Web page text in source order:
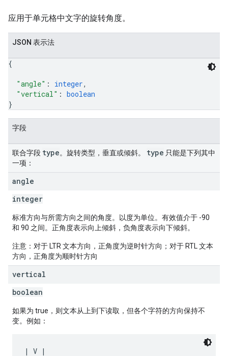
应用于单元格中文字的旋转角度。
JSON 表示法
{
"angle" : integer,
"vertical" : boolean
}
字段
联合字段 type。旋转类型，垂直或倾斜。 type 只能是下列其中
一项：
angle
integer
标准方向与所需方向之间的角度。以度为单位。有效值介于 -90
和 90 之间。正角度表示向上倾斜，负角度表示向下倾斜。
注意：对于 LTR 文本方向，正角度为逆时针方向；对于 RTL 文本
方向，正角度为顺时针方向
vertical
boolean
如果为 true，则文本从上到下读取，但各个字符的方向保持不
变。例如：
| V |